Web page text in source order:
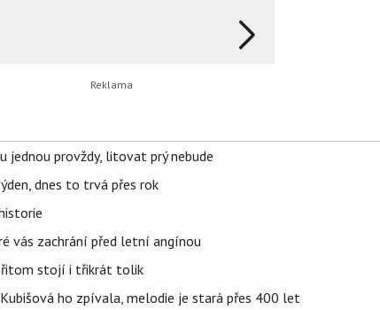
jednou provždy, litovat prý nebude
dnes to trvá přes rok
vás zachrání před letní angínou
stojí i třikrát tolik
ho zpívala, melodie je stará přes 400 let